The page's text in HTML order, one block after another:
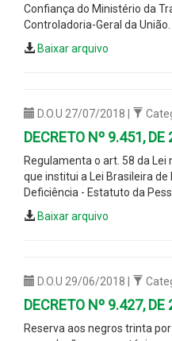
Confiança do Ministério da
Controladoria-Geral da União.
Baixar arquivo
D.O.U 27/07/2018 |
DECRETO Nº 9.451,
Regulamenta o art. 58 da Lei
que institui a Lei Brasileira
Deficiência - Estatuto da
Baixar arquivo
D.O.U 29/06/2018 |
DECRETO Nº 9.427,
Reserva aos negros trinta